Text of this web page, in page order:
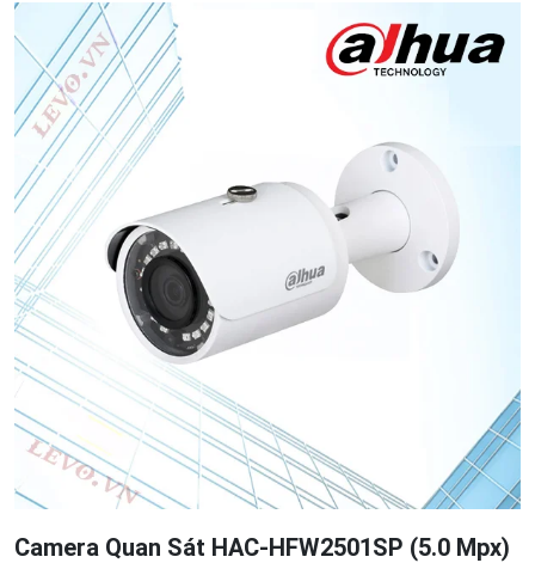
Camera Quan Sát HAC-HFW2501SP (5.0 Mpx)